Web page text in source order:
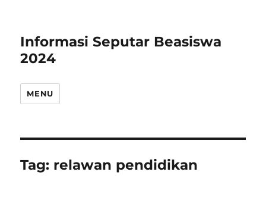
Informasi Seputar Beasiswa
2024
MENU
Tag: relawan pendidikan